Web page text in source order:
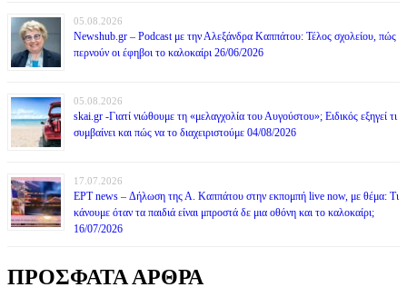
05.08.2026
Newshub.gr – Podcast με την Αλεξάνδρα Καππάτου: Τέλος σχολείου, πώς
περνούν οι έφηβοι το καλοκαίρι 26/06/2026
05.08.2026
skai.gr -Γιατί νιώθουμε τη «μελαγχολία του Αυγούστου»; Ειδικός εξηγεί τι
συμβαίνει και πώς να το διαχειριστούμε 04/08/2026
17.07.2026
ΕΡΤ news – Δήλωση της Α. Καππάτου στην εκπομπή live now, με θέμα: Τι
κάνουμε όταν τα παιδιά είναι μπροστά δε μια οθόνη και το καλοκαίρι;
16/07/2026
ΠΡΟΣΦΑΤΑ ΑΡΘΡΑ